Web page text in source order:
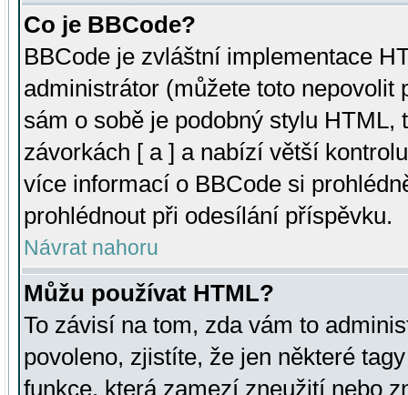
Co je BBCode?
BBCode je zvláštní implementace
administrátor (můžete toto
sám o sobě je podobný stylu HTML,
závorkách [ a ] a nabízí větší
více informací o BBCode si
prohlédnout při odesílání příspěvku.
Návrat nahoru
Můžu používat HTML?
To závisí na tom, zda vám to
povoleno, zjistíte, že jen některé
funkce, která zamezí zneužití nebo